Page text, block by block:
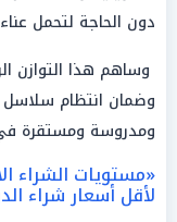
دون الحاجة لتحمل
وساهم هذا التوازن
وضمان انتظام سلاسل
ومدروسة ومستقرة في
«مستويات الشراء
لأقل أسعار شراء